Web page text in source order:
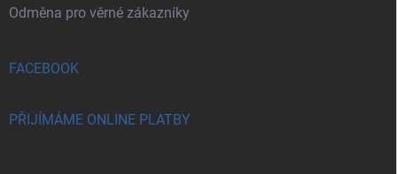
Odměna pro věrné zákazníky
FACEBOOK
PŘIJÍMÁME ONLINE PLATBY